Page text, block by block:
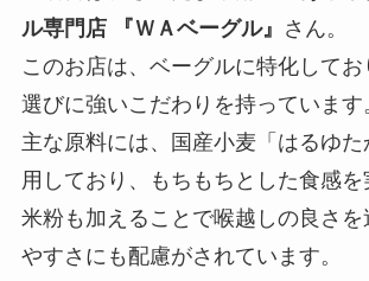
ル専門店 『ＷＡベーグル』 さん。
このお店は、ベーグルに特化して
選びに強いこだわりを持っていま
主な原料には、国産小麦「はるゆ
用しており、もちもちとした食感を
米粉も加えることで喉越しの良さ
やすさにも配慮がされています。